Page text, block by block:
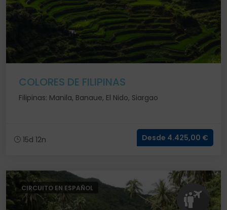
COLORES DE FILIPINAS
Filipinas: Manila, Banaue, El Nido, Siargao
15d 12n Desde 4.425,00 €
CIRCUITO EN ESPAÑOL